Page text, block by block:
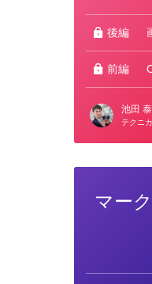
ー
後編
前編
池田
テクニ
マー
リ